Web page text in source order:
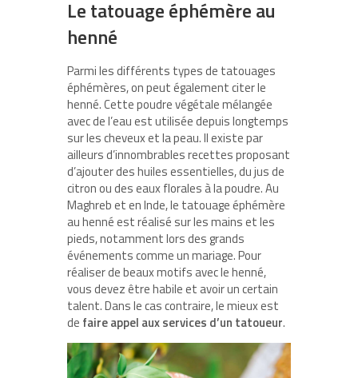
Le tatouage éphémère au
henné
Parmi les différents types de tatouages
éphémères, on peut également citer le
henné. Cette poudre végétale mélangée
avec de l’eau est utilisée depuis longtemps
sur les cheveux et la peau. Il existe par
ailleurs d’innombrables recettes proposant
d’ajouter des huiles essentielles, du jus de
citron ou des eaux florales à la poudre. Au
Maghreb et en Inde, le tatouage éphémère
au henné est réalisé sur les mains et les
pieds, notamment lors des grands
événements comme un mariage. Pour
réaliser de beaux motifs avec le henné,
vous devez être habile et avoir un certain
talent. Dans le cas contraire, le mieux est
de faire appel aux services d’un tatoueur.